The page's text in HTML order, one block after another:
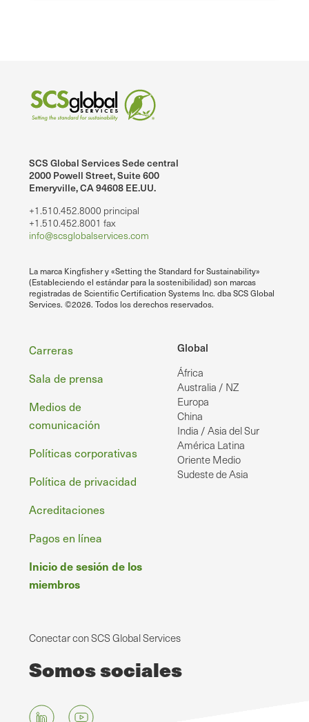
SCS Global Services Sede central
2000 Powell Street, Suite 600
Emeryville, CA 94608 EE.UU.
+1.510.452.8000 principal
+1.510.452.8001 fax
info@scsglobalservices.com
La marca Kingfisher y «Setting the Standard for Sustainability»
(Estableciendo el estándar para la sostenibilidad) son marcas
registradas de Scientific Certification Systems Inc. dba SCS Global
Services. ©2026. Todos los derechos reservados.
Global
África
Australia / NZ
Europa
China
India / Asia del Sur
América Latina
Oriente Medio
Sudeste de Asia
Pie
de
página
Carreras
Sala de prensa
Medios de
comunicación
Políticas corporativas
Política de privacidad
Acreditaciones
Pagos en línea
Inicio de sesión de los
miembros
Conectar con SCS Global Services
Somos sociales